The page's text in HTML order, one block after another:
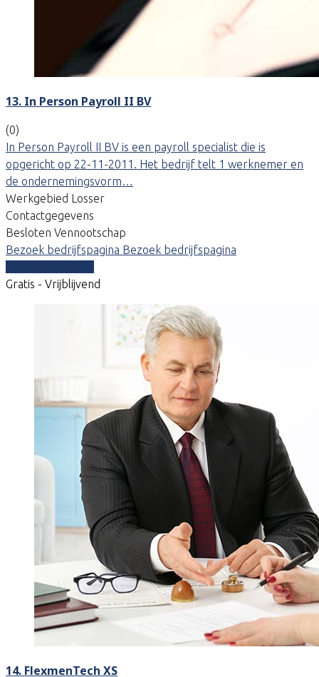
13. In Person Payroll II BV
(0)
In Person Payroll II BV is een payroll specialist die is
opgericht op 22-11-2011. Het bedrijf telt 1 werknemer en
de ondernemingsvorm…
Werkgebied Losser
Contactgegevens
Besloten Vennootschap
Bezoek bedrijfspagina Bezoek bedrijfspagina
Gratis - Vrijblijvend
14. FlexmenTech XS